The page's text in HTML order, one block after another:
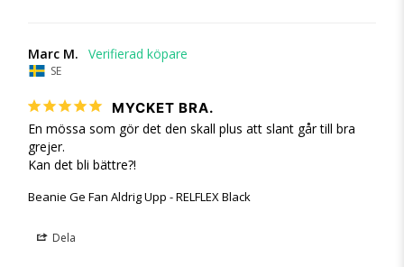
Marc M.
SE
MYCKET BRA.
En mössa som gör det den skall plus att slant går till bra
grejer.
Kan det bli bättre?!
Beanie Ge Fan Aldrig Upp - RELFLEX Black
Dela